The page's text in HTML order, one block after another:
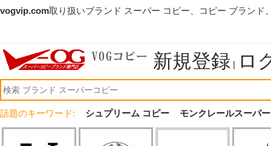
vogvip.com取り扱いブランド スーパー コピー、コピー ブランド
新規登録 | ロ
話題のキーワード: シュプリーム コピー モンクレールスーパ